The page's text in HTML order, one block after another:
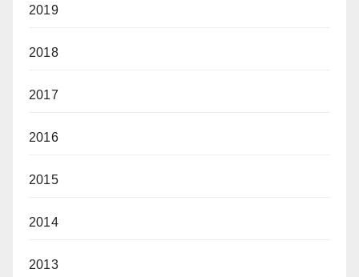
2019
2018
2017
2016
2015
2014
2013